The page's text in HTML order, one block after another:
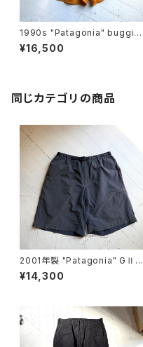
1990s "Patagonia" buggie
s shorts
¥16,500
同じカテゴリの商品
2001年製 "Patagonia" GⅡ s
horts
¥14,300